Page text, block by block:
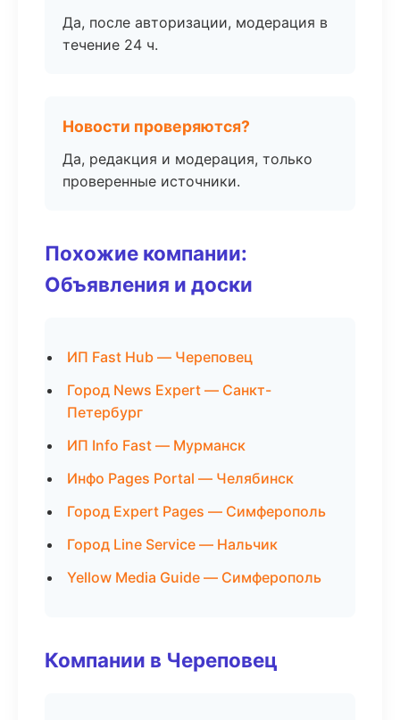
Да, после авторизации, модерация в
течение 24 ч.
Новости проверяются?
Да, редакция и модерация, только
проверенные источники.
Похожие компании:
Объявления и доски
ИП Fast Hub — Череповец
Город News Expert — Санкт-
Петербург
ИП Info Fast — Мурманск
Инфо Pages Portal — Челябинск
Город Expert Pages — Симферополь
Город Line Service — Нальчик
Yellow Media Guide — Симферополь
Компании в Череповец